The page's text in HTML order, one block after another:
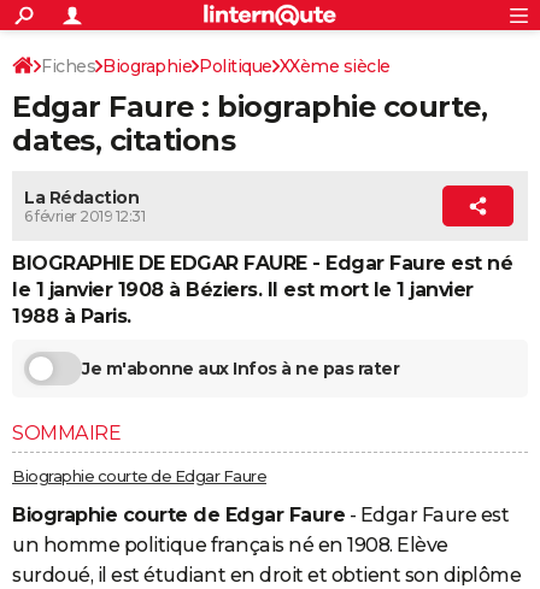
ACTUALITÉS
Politique
Société
Faits Divers
Education
Monde
Villes
+
SPORT
Coupe du monde 2026
Football
Tennis
Cyclisme
Rugby
Forum
CULTURE
Retraite
Impôts
Epargne
Immobilier
Risques naturels par ville
Banque
Assurance
Crédit
AUTO
Essais
Réserver un essai
Citadines
Berlines
SUV
Forum auto
+
HIGH-TECH
Mobiles
Meilleur smartphone
Internet
Ordinateurs
Jeux vidéo
Guide high-tech
+
BRICOLAGE
Forum
Aménagement intérieur
Extérieur
Cuisine
Salle de bains
Jardinage
Rangement
WEEK-END
LIFESTYLE
SANTE
Alimentation
Guide de la santé
Maladies
Médicaments
Sommeil
VOYAGE
Destinations
City break
Voyage nature
Voyage de noces
Forum
Climat
PHOTO
S'inscrire
Connexion
Fiches Biographie Politique XXème siècle
Homme politique français
Edgar Faure : biographie courte,
dates, citations
La Rédaction
6 février 2019 12:31
BIOGRAPHIE DE EDGAR FAURE - Edgar Faure est né
le 1 janvier 1908 à Béziers. Il est mort le 1 janvier
1988 à Paris.
Je m'abonne aux Infos à ne pas rater
SOMMAIRE
Biographie courte de Edgar Faure
Biographie courte de Edgar Faure - Edgar Faure est
un homme politique français né en 1908. Elève
surdoué, il est étudiant en droit et obtient son diplôme